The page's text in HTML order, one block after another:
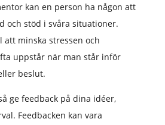
kan en person ha någon att
och stöd i svåra situationer.
att minska stressen och
uppstår när man står inför
beslut.
ge feedback på dina idéer,
Feedbacken kan vara